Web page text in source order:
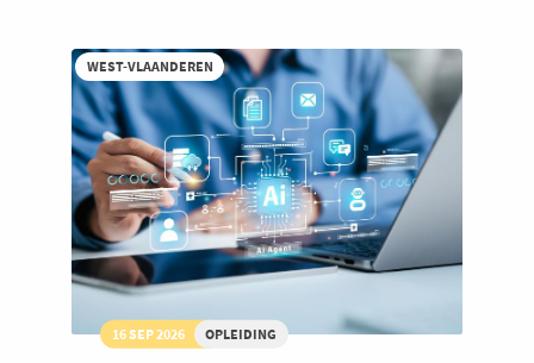
2026
WEST-VLAANDEREN
16 SEP 2026 OPLEIDING